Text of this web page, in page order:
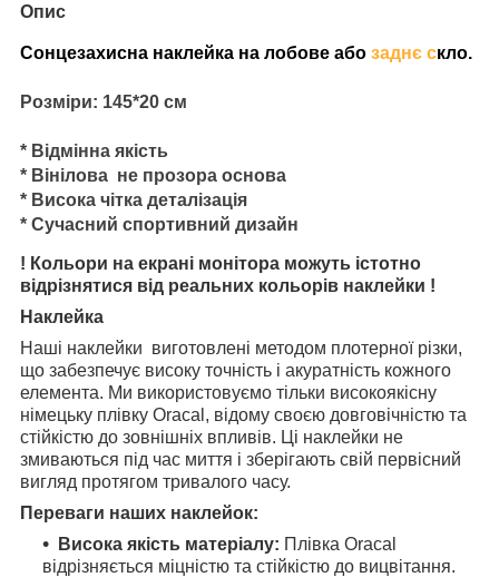
Опис
Сонцезахисна наклейка на лобове або заднє скло.
Розміри: 145*20 см
* Відмінна якість
* Вінілова не прозора основа
* Висока чітка деталізація
* Сучасний спортивний дизайн
! Кольори на екрані монітора можуть істотно
відрізнятися від реальних кольорів наклейки !
Наклейка
Наші наклейки виготовлені методом плотерної різки,
що забезпечує високу точність і акуратність кожного
елемента. Ми використовуємо тільки високоякісну
німецьку плівку Oracal, відому своєю довговічністю та
стійкістю до зовнішніх впливів. Ці наклейки не
змиваються під час миття і зберігають свій первісний
вигляд протягом тривалого часу.
Переваги наших наклейок:
Висока якість матеріалу: Плівка Oracal
відрізняється міцністю та стійкістю до вицвітання.